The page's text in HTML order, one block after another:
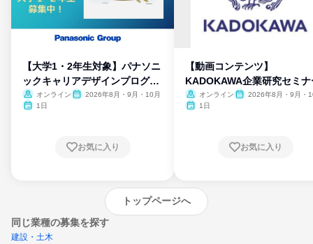
【大学1・2年生対象】パナソニ
ックキャリアデザインプログラ
ム
オンライン
2026年8月・9月・10月
1日
お気に入り
【動画コンテンツ】
KADOKAWA企業研究セミナ
オンライン
2026年8月・9月・
1日
お気に入り
トップページへ
同じ業種の募集を探す
建設・土木